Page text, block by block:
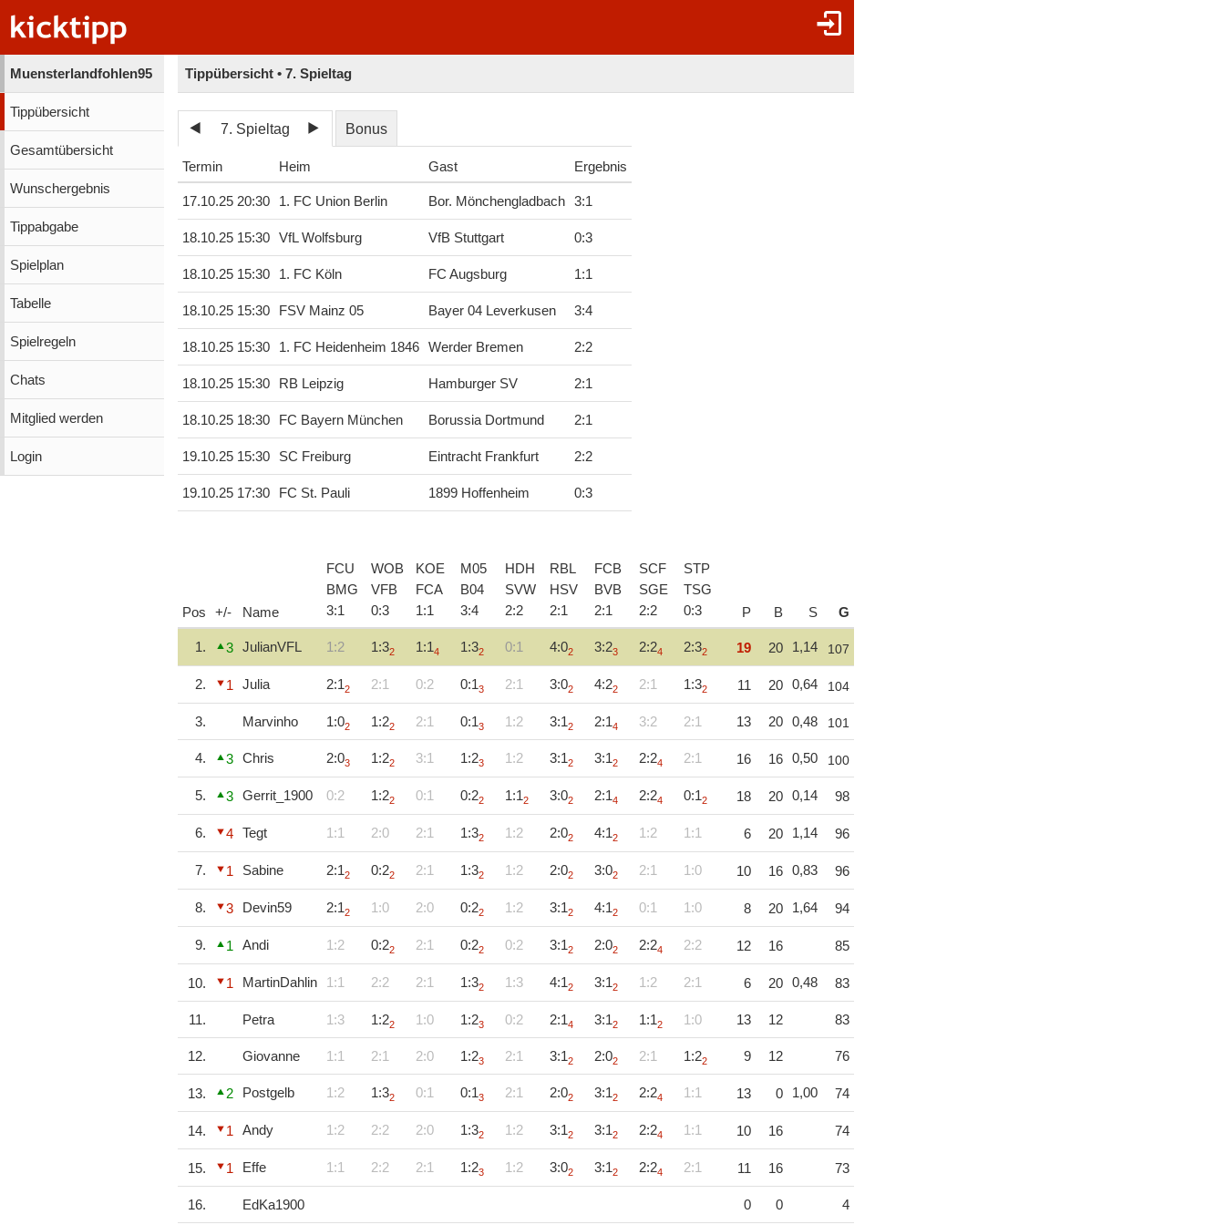
Muensterlandfohlen95
Tippübersicht
Gesamtübersicht
Wunschergebnis
Tippabgabe
Spielplan
Tabelle
Spielregeln
Chats
Mitglied werden
Login
Tippübersicht • 7. Spieltag
7. Spieltag Bonus
Termin Heim Gast Ergebnis
17.10.25 20:30 1. FC Union Berlin Bor. Mönchengladbach 3:1
18.10.25 15:30 VfL Wolfsburg VfB Stuttgart 0:3
18.10.25 15:30 1. FC Köln FC Augsburg 1:1
18.10.25 15:30 FSV Mainz 05 Bayer 04 Leverkusen 3:4
18.10.25 15:30 1. FC Heidenheim 1846 Werder Bremen 2:2
18.10.25 15:30 RB Leipzig Hamburger SV 2:1
18.10.25 18:30 FC Bayern München Borussia Dortmund 2:1
19.10.25 15:30 SC Freiburg Eintracht Frankfurt 2:2
19.10.25 17:30 FC St. Pauli 1899 Hoffenheim 0:3
Pos +/- Name
FCU
BMG
3:1
WOB
VFB
0:3
KOE
FCA
1:1
M05
B04
3:4
HDH
SVW
2:2
RBL
HSV
2:1
FCB
BVB
2:1
SCF
SGE
2:2
STP
TSG
0:3 P B S G
1. 3 JulianVFL 1:2 1:32 1:14 1:32 0:1 4:02 3:23 2:24 2:32 19 20 1,14 107
2. 1 Julia 2:12 2:1 0:2 0:13 2:1 3:02 4:22 2:1 1:32 11 20 0,64 104
3. Marvinho 1:02 1:22 2:1 0:13 1:2 3:12 2:14 3:2 2:1 13 20 0,48 101
4. 3 Chris 2:03 1:22 3:1 1:23 1:2 3:12 3:12 2:24 2:1 16 16 0,50 100
5. 3 Gerrit_1900 0:2 1:22 0:1 0:22 1:12 3:02 2:14 2:24 0:12 18 20 0,14 98
6. 4 Tegt 1:1 2:0 2:1 1:32 1:2 2:02 4:12 1:2 1:1 6 20 1,14 96
7. 1 Sabine 2:12 0:22 2:1 1:32 1:2 2:02 3:02 2:1 1:0 10 16 0,83 96
8. 3 Devin59 2:12 1:0 2:0 0:22 1:2 3:12 4:12 0:1 1:0 8 20 1,64 94
9. 1 Andi 1:2 0:22 2:1 0:22 0:2 3:12 2:02 2:24 2:2 12 16 85
10. 1 MartinDahlin 1:1 2:2 2:1 1:32 1:3 4:12 3:12 1:2 2:1 6 20 0,48 83
11. Petra 1:3 1:22 1:0 1:23 0:2 2:14 3:12 1:12 1:0 13 12 83
12. Giovanne 1:1 2:1 2:0 1:23 2:1 3:12 2:02 2:1 1:22 9 12 76
13. 2 Postgelb 1:2 1:32 0:1 0:13 2:1 2:02 3:12 2:24 1:1 13 0 1,00 74
14. 1 Andy 1:2 2:2 2:0 1:32 1:2 3:12 3:12 2:24 1:1 10 16 74
15. 1 Effe 1:1 2:2 2:1 1:23 1:2 3:02 3:12 2:24 2:1 11 16 73
16. EdKa1900 0 0 4